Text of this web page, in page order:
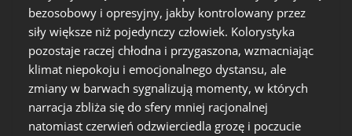
bezosobowy i opresyjny, jakby kontrolowany przez
siły większe niż pojedynczy człowiek. Kolorystyka
pozostaje raczej chłodna i przygaszona, wzmacniając
klimat niepokoju i emocjonalnego dystansu, ale
zmiany w barwach sygnalizują momenty, w których
narracja zbliża się do sfery mniej racjonalnej
natomiast czerwień odzwierciedla grozę i poczucie